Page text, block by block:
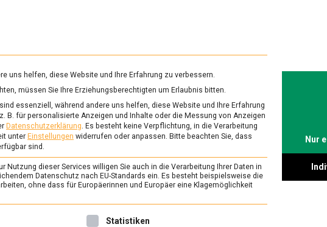
uns helfen, diese Website und Ihre Erfahrung zu verbessern.
müssen Sie Ihre Erziehungsberechtigten um Erlaubnis bitten.
essenziell, während andere uns helfen, diese Website und Ihre Erfahrung
B. für personalisierte Anzeigen und Inhalte oder die Messung von Anzeigen
Datenschutzerklärung. Es besteht keine Verpflichtung, in die Verarbeitung
unter Einstellungen widerrufen oder anpassen. Bitte beachten Sie, dass
sind.
Nutzung dieser Services willigen Sie auch in die Verarbeitung Ihrer Daten in
Datenschutz nach EU-Standards ein. Es besteht beispielsweise die
ohne dass für Europäerinnen und Europäer eine Klagemöglichkeit
werden kann. Die erste Service-Gruppe ist essenziell und kann nicht
Statistiken
Nur